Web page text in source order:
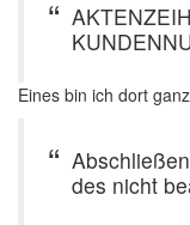
Eines bin ich dort
des nicht